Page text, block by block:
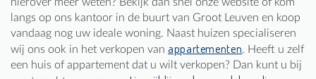
langs op ons kantoor in de buurt van Groot Leuven en koop
vandaag nog uw ideale woning. Naast huizen specialiseren
wij ons ook in het verkopen van appartementen. Heeft u zelf
een huis of appartement dat u wilt verkopen? Dan kunt u bij